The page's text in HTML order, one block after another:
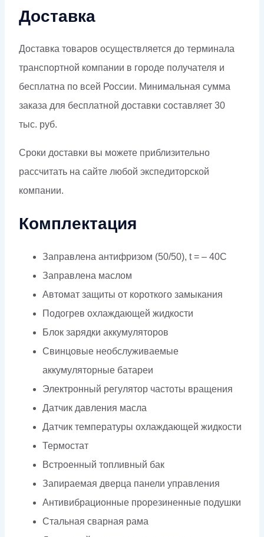
Доставка
Доставка товаров осуществляется до терминала
транспортной компании в городе получателя и
бесплатна по всей России. Минимальная сумма
заказа для бесплатной доставки составляет 30
тыс. руб.
Сроки доставки вы можете приблизительно
рассчитать на сайте любой экспедиторской
компании.
Комплектация
Заправлена антифризом (50/50), t = – 40C
Заправлена маслом
Автомат защиты от короткого замыкания
Подогрев охлаждающей жидкости
Блок зарядки аккумуляторов
Свинцовые необслуживаемые
аккумуляторные батареи
Электронный регулятор частоты вращения
Датчик давления масла
Датчик температуры охлаждающей жидкости
Термостат
Встроенный топливный бак
Запираемая дверца панели управления
Антивибрационные прорезиненные подушки
Стальная сварная рама